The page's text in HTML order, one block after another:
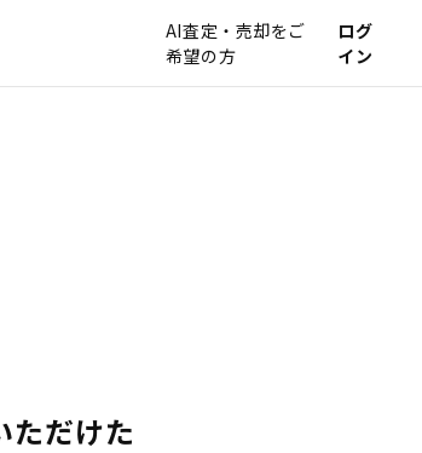
AI査定・売却をご
希望の方
ログ
イン
ただけた